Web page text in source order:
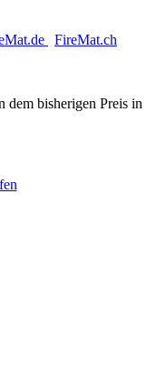
FireMat.ch
dem bisherigen Preis in